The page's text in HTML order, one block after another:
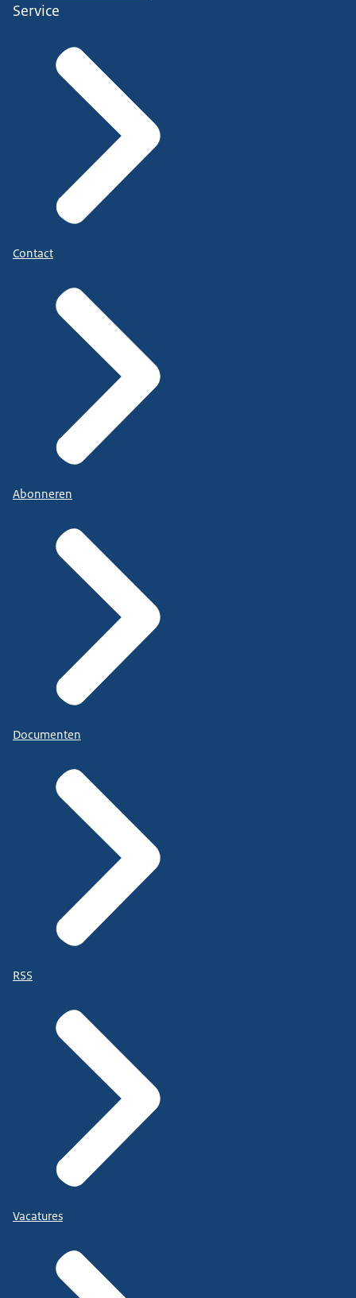
Service
Contact
Abonneren
Documenten
RSS
Vacatures